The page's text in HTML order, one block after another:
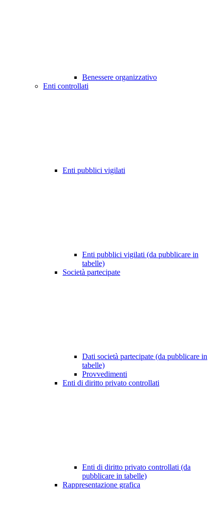
Benessere organizzativo
Enti controllati
Enti pubblici vigilati
Enti pubblici vigilati (da pubblicare in
tabelle)
Società partecipate
Dati società partecipate (da pubblicare in
tabelle)
Provvedimenti
Enti di diritto privato controllati
Enti di diritto privato controllati (da
pubblicare in tabelle)
Rappresentazione grafica